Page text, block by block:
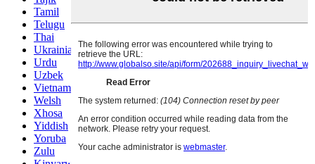
Tamil
Telugu
Thai
Ukrainian
Urdu
Uzbek
Vietnamese
Welsh
Xhosa
Yiddish
Yoruba
Zulu